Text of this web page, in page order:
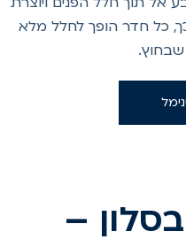
חדר הופך לחלל מלא
–